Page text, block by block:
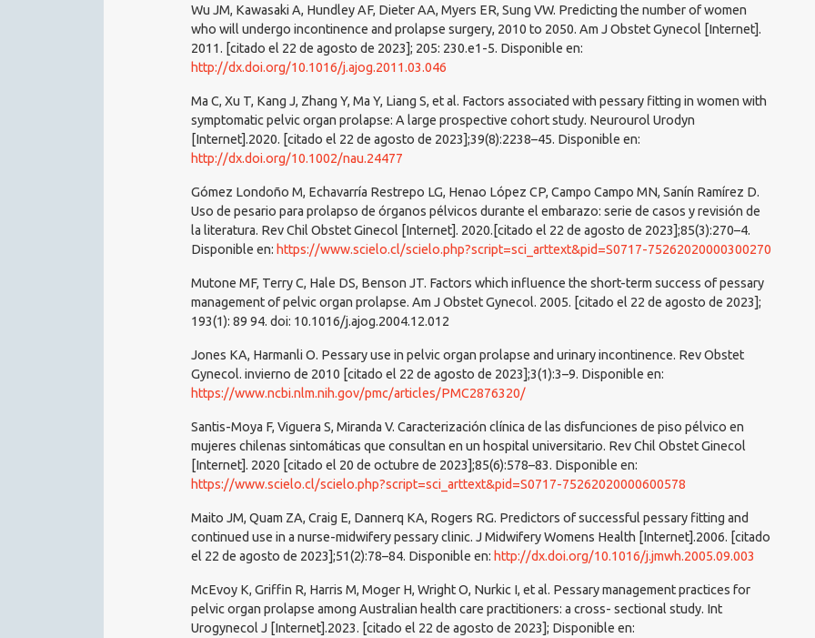
Wu JM, Kawasaki A, Hundley AF, Dieter AA, Myers ER, Sung VW. Predicting the number of women
who will undergo incontinence and prolapse surgery, 2010 to 2050. Am J Obstet Gynecol [Internet].
2011. [citado el 22 de agosto de 2023]; 205: 230.e1-5. Disponible en:
http://dx.doi.org/10.1016/j.ajog.2011.03.046
Ma C, Xu T, Kang J, Zhang Y, Ma Y, Liang S, et al. Factors associated with pessary fitting in women with
symptomatic pelvic organ prolapse: A large prospective cohort study. Neurourol Urodyn
[Internet].2020. [citado el 22 de agosto de 2023];39(8):2238–45. Disponible en:
http://dx.doi.org/10.1002/nau.24477
Gómez Londoño M, Echavarría Restrepo LG, Henao López CP, Campo Campo MN, Sanín Ramírez D.
Uso de pesario para prolapso de órganos pélvicos durante el embarazo: serie de casos y revisión de
la literatura. Rev Chil Obstet Ginecol [Internet]. 2020.[citado el 22 de agosto de 2023];85(3):270–4.
Disponible en: https://www.scielo.cl/scielo.php?script=sci_arttext&pid=S0717-75262020000300270
Mutone MF, Terry C, Hale DS, Benson JT. Factors which influence the short-term success of pessary
management of pelvic organ prolapse. Am J Obstet Gynecol. 2005. [citado el 22 de agosto de 2023];
193(1): 89 94. doi: 10.1016/j.ajog.2004.12.012
Jones KA, Harmanli O. Pessary use in pelvic organ prolapse and urinary incontinence. Rev Obstet
Gynecol. invierno de 2010 [citado el 22 de agosto de 2023];3(1):3–9. Disponible en:
https://www.ncbi.nlm.nih.gov/pmc/articles/PMC2876320/
Santis-Moya F, Viguera S, Miranda V. Caracterización clínica de las disfunciones de piso pélvico en
mujeres chilenas sintomáticas que consultan en un hospital universitario. Rev Chil Obstet Ginecol
[Internet]. 2020 [citado el 20 de octubre de 2023];85(6):578–83. Disponible en:
https://www.scielo.cl/scielo.php?script=sci_arttext&pid=S0717-75262020000600578
Maito JM, Quam ZA, Craig E, Dannerq KA, Rogers RG. Predictors of successful pessary fitting and
continued use in a nurse-midwifery pessary clinic. J Midwifery Womens Health [Internet].2006. [citado
el 22 de agosto de 2023];51(2):78–84. Disponible en: http://dx.doi.org/10.1016/j.jmwh.2005.09.003
McEvoy K, Griffin R, Harris M, Moger H, Wright O, Nurkic I, et al. Pessary management practices for
pelvic organ prolapse among Australian health care practitioners: a cross- sectional study. Int
Urogynecol J [Internet].2023. [citado el 22 de agosto de 2023]; Disponible en: